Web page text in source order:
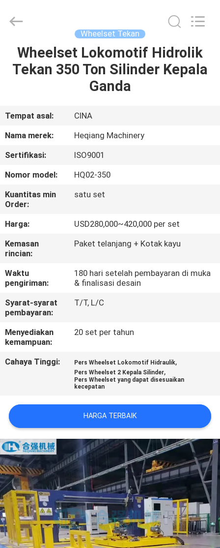
RUMAH
TENTANG
KAMI
TUR
PABRIK
KONTROL
KUALITAS
HUBUNGI
KAMI
PERMINTAAN
SITEMAP
POLICY
Share
Reserved.
Wheelset Tekan
Wheelset Lokomotif Hidrolik
Tekan 350 Ton Silinder Kepala
Ganda
Tempat asal:
CINA
Nama merek:
Heqiang Machinery
Sertifikasi:
ISO9001
Nomor model:
HQ02-350
Kuantitas min
Order:
satu set
Harga:
USD280,000~420,000 per set
Kemasan
rincian:
Paket telanjang + Kotak kayu
Waktu
pengiriman:
180 hari setelah pembayaran di muka
& finalisasi desain
Syarat-syarat
pembayaran:
T/T, L/C
Menyediakan
kemampuan:
20 set per tahun
Cahaya Tinggi: Pers Wheelset Lokomotif Hidraulik,
Pers Wheelset 2 Kepala Silinder,
Pers Wheelset yang dapat disesuaikan
kecepatan
HARGA TERBAIK